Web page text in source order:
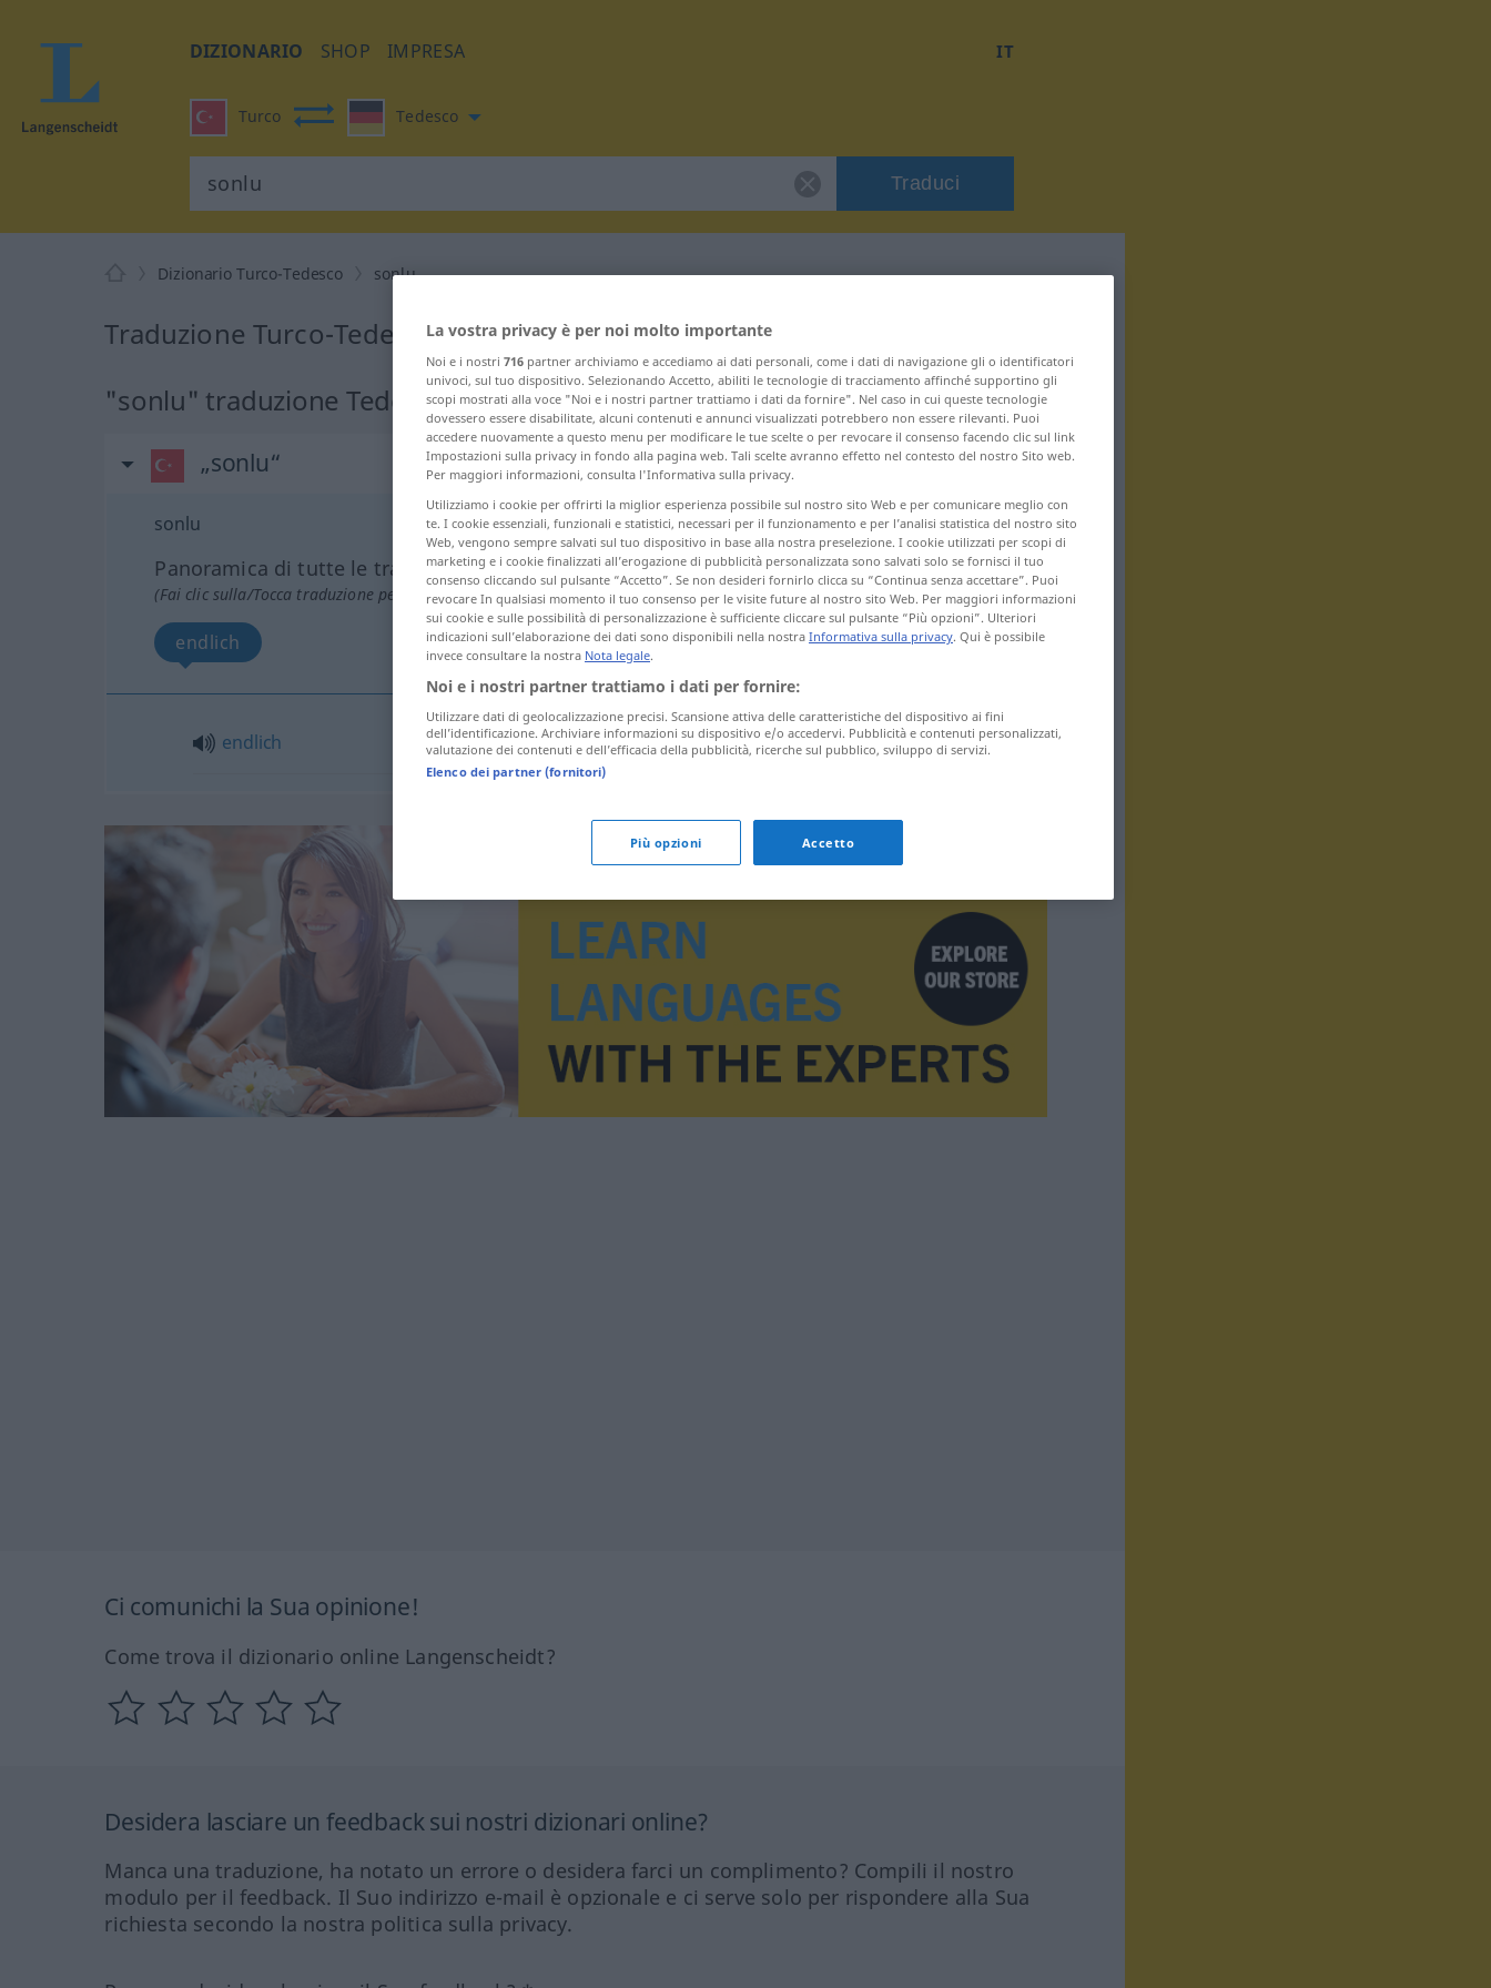
DIZIONARIO SHOP IMPRESA IT
Turco Tedesco
Traduci
Dizionario Turco-Tedesco sonlu
Traduzione Turco-Tedesco per "sonlu"
"sonlu" traduzione Tedesco
„sonlu“
sonlu
Panoramica di tutte le traduzion
(Fai clic sulla/Tocca traduzione per maggiori dettagli)
endlich
endlich sonlu
Ci comunichi la Sua opinione!
Come trova il dizionario online Langenscheidt?
Desidera lasciare un feedback sui nostri dizionari online?
Manca una traduzione, ha notato un errore o desidera farci un complimento? Compili il nostro
modulo per il feedback. Il Suo indirizzo e-mail è opzionale e ci serve solo per rispondere alla Sua
richiesta secondo la nostra politica sulla privacy.
La vostra privacy è per noi molto importante
Noi e i nostri 716 partner archiviamo e accediamo ai dati personali, come i dati di navigazione gli o identificatori
univoci, sul tuo dispositivo. Selezionando Accetto, abiliti le tecnologie di tracciamento affinché supportino gli
scopi mostrati alla voce "Noi e i nostri partner trattiamo i dati da fornire". Nel caso in cui queste tecnologie
dovessero essere disabilitate, alcuni contenuti e annunci visualizzati potrebbero non essere rilevanti. Puoi
accedere nuovamente a questo menu per modificare le tue scelte o per revocare il consenso facendo clic sul link
Impostazioni sulla privacy in fondo alla pagina web. Tali scelte avranno effetto nel contesto del nostro Sito web.
Per maggiori informazioni, consulta l'Informativa sulla privacy.
Utilizziamo i cookie per offrirti la miglior esperienza possibile sul nostro sito Web e per comunicare meglio con
te. I cookie essenziali, funzionali e statistici, necessari per il funzionamento e per l’analisi statistica del nostro sito
Web, vengono sempre salvati sul tuo dispositivo in base alla nostra preselezione. I cookie utilizzati per scopi di
marketing e i cookie finalizzati all’erogazione di pubblicità personalizzata sono salvati solo se fornisci il tuo
consenso cliccando sul pulsante “Accetto”. Se non desideri fornirlo clicca su “Continua senza accettare”. Puoi
revocare In qualsiasi momento il tuo consenso per le visite future al nostro sito Web. Per maggiori informazioni
sui cookie e sulle possibilità di personalizzazione è sufficiente cliccare sul pulsante “Più opzioni”. Ulteriori
indicazioni sull’elaborazione dei dati sono disponibili nella nostra Informativa sulla privacy. Qui è possibile
invece consultare la nostra Nota legale.
Noi e i nostri partner trattiamo i dati per fornire:
Utilizzare dati di geolocalizzazione precisi. Scansione attiva delle caratteristiche del dispositivo ai fini
dell’identificazione. Archiviare informazioni su dispositivo e/o accedervi. Pubblicità e contenuti personalizzati,
valutazione dei contenuti e dell’efficacia della pubblicità, ricerche sul pubblico, sviluppo di servizi.
Elenco dei partner (fornitori)
Più opzioni Accetto